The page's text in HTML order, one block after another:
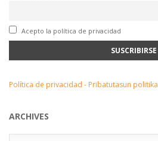
Acepto la política de privacidad
Política de privacidad - Pribatutasun politika
ARCHIVES